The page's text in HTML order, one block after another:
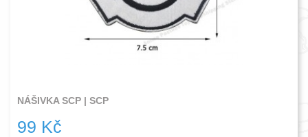
NÁŠIVKA SCP | SCP
99 Kč